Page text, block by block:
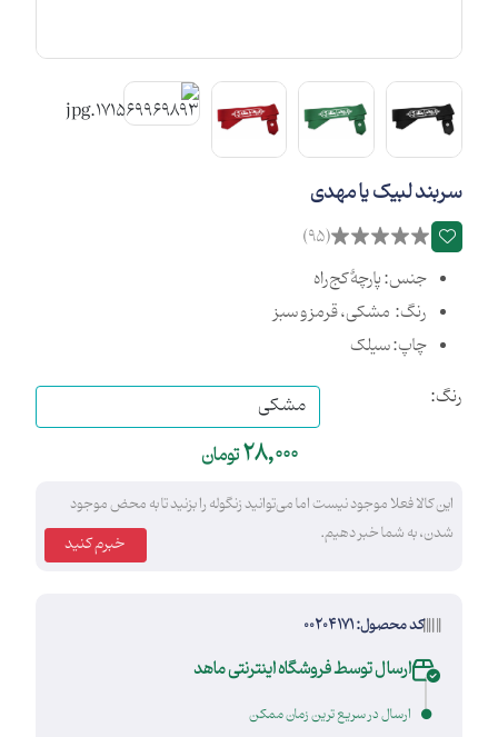
سربند لبیک یا مهدی
(95)
جنس: پارچۀ کج‌راه
رنگ: مشکی، قرمز و سبز
چاپ: سیلک
رنگ:
28,000تومان
این کالا فعلا موجود نیست اما می‌توانید زنگوله را بزنید تا به محض موجود
شدن، به شما خبر دهیم.
کد محصول: 00204171
ارسال توسط فروشگاه اینترنتی ماهد
ارسال در سریع ترین زمان ممکن